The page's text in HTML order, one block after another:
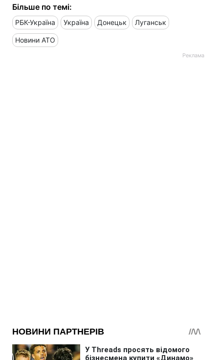
Більше по темі:
РБК-Україна Україна Донецьк Луганськ
Новини АТО